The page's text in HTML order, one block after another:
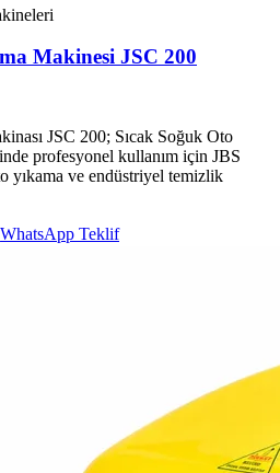
Makinesi JSC 200
JSC 200; Sıcak Soğuk Oto
profesyonel kullanım için JBS
yıkama ve endüstriyel temizlik
WhatsApp Teklif